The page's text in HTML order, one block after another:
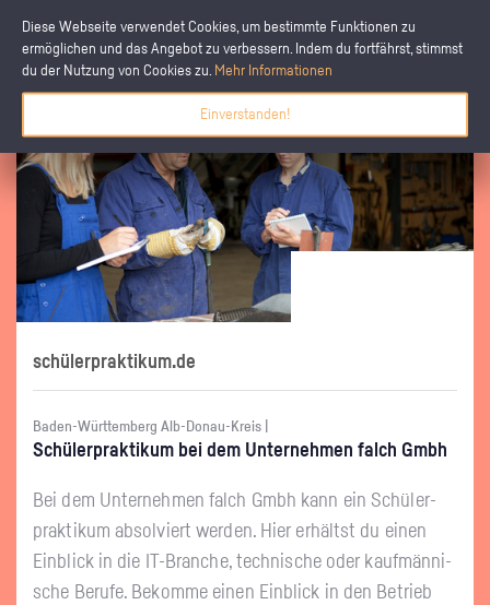
Diese Webseite verwendet Cookies, um bestimmte Funktionen zu
ermöglichen und das Angebot zu verbessern. Indem du fortfährst, stimmst
du der Nutzung von Cookies zu. Mehr Informationen
Einverstanden!
schülerpraktikum.de
Baden-Württemberg Alb-Donau-Kreis |
Schü­ler­prak­ti­kum bei dem Un­ter­neh­men falch Gmbh
Bei dem Un­ter­neh­men falch Gmbh kann ein Schü­ler­
prak­ti­kum ab­sol­viert wer­den. Hier er­hältst du einen
Ein­blick in die IT-Bran­che, tech­ni­sche oder kauf­män­ni­
sche Be­ru­fe. Be­kom­me einen Ein­blick in den Be­trieb